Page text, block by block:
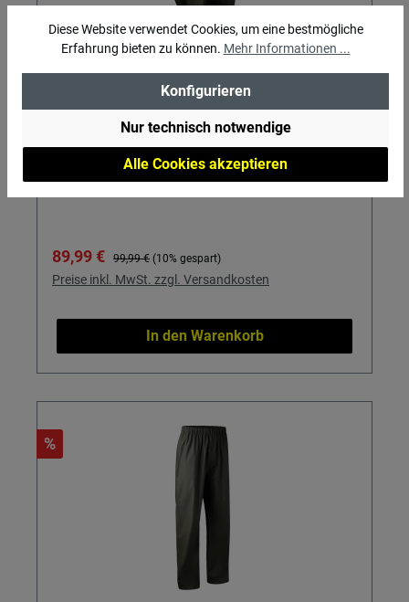
Diese Website verwendet Cookies, um eine bestmögliche
Erfahrung bieten zu können. Mehr Informationen ...
Alle Cookies akzeptieren
Nur technisch notwendige
Konfigurieren
Deerhunter Hurricane Regen Poncho
Poncho mit Kapuze und Fernglas-Schutz
Verkaufspreis:
89,99 € Regulärer Preis:
99,99 € (10% gespart)
Preise inkl. MwSt. zzgl. Versandkosten
In den Warenkorb
%